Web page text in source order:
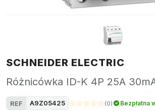
SCHNEIDER ELECTRIC
Różnicówka ID-K 4P 25A
REF A9Z05425 (0) Bezpłatna